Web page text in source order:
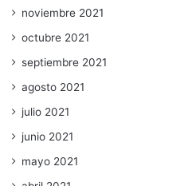
noviembre 2021
octubre 2021
septiembre 2021
agosto 2021
julio 2021
junio 2021
mayo 2021